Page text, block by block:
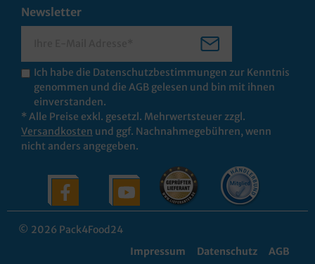
Newsletter
Ich habe die Datenschutzbestimmungen zur Kenntnis
genommen und die AGB gelesen und bin mit ihnen
einverstanden.
* Alle Preise exkl. gesetzl. Mehrwertsteuer zzgl.
Versandkosten und ggf. Nachnahmegebühren, wenn
nicht anders angegeben.
© 2026 Pack4Food24
Impressum
Datenschutz AGB